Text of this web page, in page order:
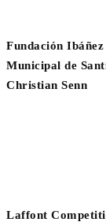
Fundación
Municipal de
Christian Senn
Laffont